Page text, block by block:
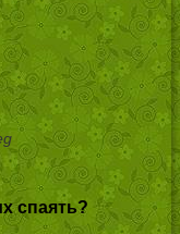
спаять?